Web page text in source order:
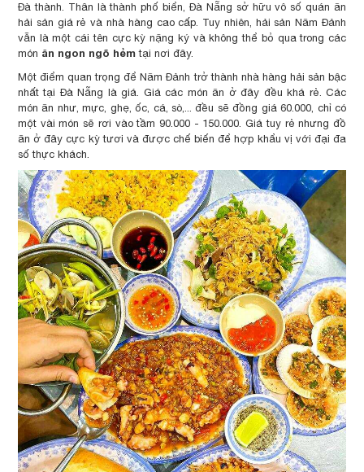
Đà thành. Thân là thành phố biển, Đà Nẵng sở hữu vô số quán ăn
hải sản giá rẻ và nhà hàng cao cấp. Tuy nhiên, hải sản Năm Đảnh
vẫn là một cái tên cực kỳ nặng ký và không thể bỏ qua trong các
món ăn ngon ngõ hẻm tại nơi đây.
Một điểm quan trọng để Năm Đảnh trở thành nhà hàng hải sản bậc
nhất tại Đà Nẵng là giá. Giá các món ăn ở đây đều khá rẻ. Các
món ăn như, mực, ghẹ, ốc, cá, sò,... đều sẽ đồng giá 60.000, chỉ có
một vài món sẽ rơi vào tầm 90.000 - 150.000. Giá tuy rẻ nhưng đồ
ăn ở đây cực kỳ tươi và được chế biến để hợp khẩu vị với đại đa
số thực khách.